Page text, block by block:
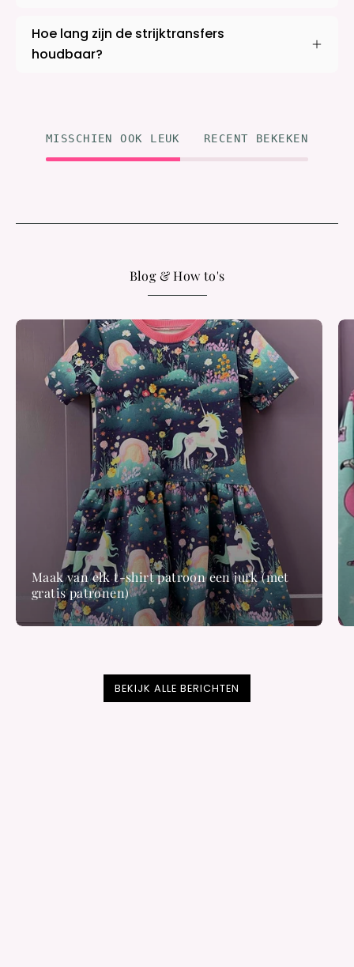
Hoe lang zijn de strijktransfers
houdbaar?
MISSCHIEN OOK LEUK RECENT BEKEKEN
Blog & How to's
Maak van elk t-shirt patroon een jurk (met
gratis patronen)
BEKIJK ALLE BERICHTEN